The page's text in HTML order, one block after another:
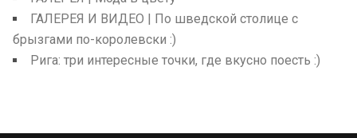
ГАЛЕРЕЯ И ВИДЕО | По шведской столице с
брызгами по-королевски :)
Рига: три интересные точки, где вкусно поесть :)